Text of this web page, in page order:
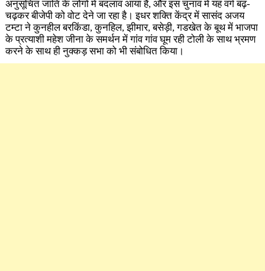
अनुसूचित जाति के लोगो मे बदलाव आया है, और इस चुनाव में यह वर्ग बढ़-
चढ़कर बीजेपी को वोट देने जा रहा है। इधर शक्ति केंद्र में सासंद अजय
टम्टा ने कुनहील बरकिंडा, कुनहिल, झीमार, बसेड़ी, गडखेत के बूथ में भाजपा
के प्रत्याशी महेश जीना के समर्थन में गांव गांव घूम रही टोली के साथ भ्रमण
करने के साथ ही नुक्कड़ सभा को भी संबोधित किया।